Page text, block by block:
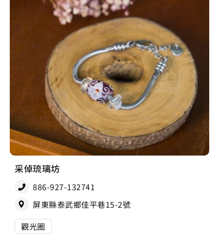
采倬琉璃坊
886-927-132741
屏東縣泰武鄉佳平巷15-2號
觀光圈